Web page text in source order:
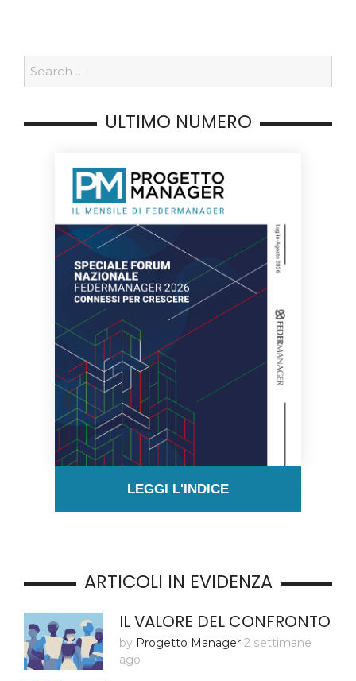
ULTIMO NUMERO
LEGGI L'INDICE
ARTICOLI IN EVIDENZA
IL VALORE DEL CONFRONTO
by Progetto Manager 2 settimane
ago